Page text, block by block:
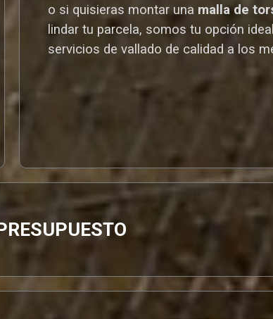
o si quisieras montar una malla de
lindar tu parcela, somos tu opción
servicios de vallado de calidad a los